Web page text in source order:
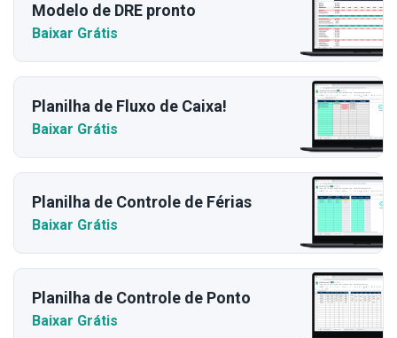
Modelo de DRE pronto
Baixar Grátis
Planilha de Fluxo de Caixa!
Baixar Grátis
Planilha de Controle de Férias
Baixar Grátis
Planilha de Controle de Ponto
Baixar Grátis